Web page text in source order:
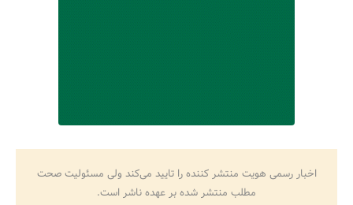
اخبار رسمی هویت منتشر کننده را تایید می‌کند ولی مسئولیت صحت
مطلب منتشر شده بر عهده ناشر است.